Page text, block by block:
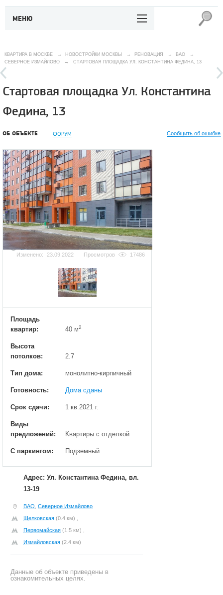
МЕНЮ
КВАРТИРА В МОСКВЕ → НОВОСТРОЙКИ МОСКВЫ → РЕНОВАЦИЯ → ВАО
→
СЕВЕРНОЕ ИЗМАЙЛОВО
→ СТАРТОВАЯ ПЛОЩАДКА УЛ. КОНСТАНТИНА ФЕДИНА, 13
Стартовая площадка Ул. Константина
Федина, 13
ОБ ОБЪЕКТЕ ФОРУМ Сообщить об ошибке
Добавить фотографию
Изменено:
23.09.2022 Просмотров 17486
Площадь
квартир:
40 м2
Высота
потолков:
2.7
Тип дома: монолитно-кирпичный
Готовность: Дома сданы
Срок сдачи: 1 кв.2021 г.
Виды
предложений:
Квартиры с отделкой
С паркингом: Подземный
Адрес: Ул. Константина Федина, вл.
13-19
ВАО Северное Измайлово
Щелковская (0.4 км) ,
Первомайская (1.5 км) ,
Измайловская (2.4 км)
Данные об объекте приведены в
ознакомительных целях.